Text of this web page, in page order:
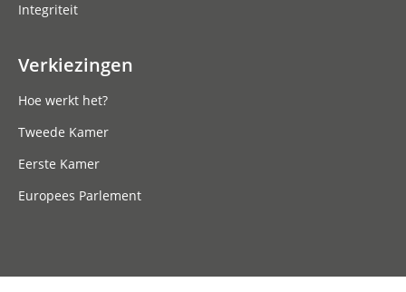
Integriteit
Verkiezingen
Hoe werkt het?
Tweede Kamer
Eerste Kamer
Europees Parlement